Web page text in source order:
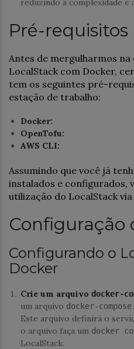
reduzindo a complexidade e
Pré-requisitos
Antes de mergulharmos
LocalStack com Docker,
tem os seguintes pré-
estação de trabalho:
Docker:
OpenTofu:
AWS CLI:
Assumindo que você já
instalados e configurados,
utilização do LocalStack
Configuração
Configurando o
Docker
Crie um arquivo docker-
um arquivo docker-
Este arquivo definirá o
o arquivo faça um docker
LocalStack.